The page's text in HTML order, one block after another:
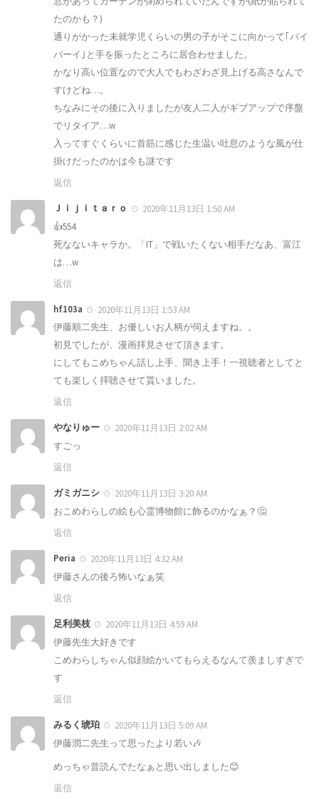
たのかも？)
通りがかった未就学児くらいの男の子がそこに向かって｢バイ
バーイ｣と手を振ったところに居合わせました。
かなり高い位置なので大人でもわざわざ見上げる高さなんで
すけどね…。
ちなみにその後に入りましたが友人二人がギブアップで序盤
でリタイア…w
入ってすぐくらいに首筋に感じた生温い吐息のような風が仕
掛けだったのかは今も謎です
返信
Ｊｉｊｉｔａｒｏ
2020年11月13日 1:50 AM
👍554
死なないキャラか。「IT」で戦いたくない相手だなあ、富江
は…w
返信
hf103a
2020年11月13日 1:53 AM
伊藤順二先生、お優しいお人柄が伺えますね。。
初見でしたが、漫画拝見させて頂きます。
にしてもこめちゃん話し上手、聞き上手！一視聴者としてと
ても楽しく拝聴させて貰いました。
返信
やなりゅー
2020年11月13日 2:02 AM
すごっ
返信
ガミガニシ
2020年11月13日 3:20 AM
おこめわらしの絵も心霊博物館に飾るのかなぁ？🤔
返信
Peria
2020年11月13日 4:32 AM
伊藤さんの後ろ怖いなぁ笑
返信
足利美枝
2020年11月13日 4:59 AM
伊藤先生大好きです
こめわらしちゃん似顔絵かいてもらえるなんて羨ましすぎで
す
返信
みるく琥珀
2020年11月13日 5:09 AM
伊藤潤二先生って思ったより若い🎶
めっちゃ昔読んでたなぁと思い出しました😊
返信